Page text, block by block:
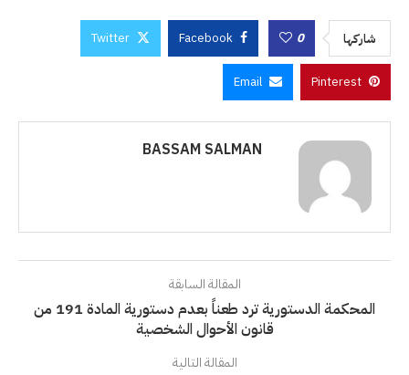
شاركها 0
Facebook
Twitter
Pinterest
Email
BASSAM SALMAN
المقالة السابقة
المحكمة الدستورية ترد طعناً بعدم دستورية المادة 191 من
قانون الأحوال الشخصية
المقالة التالية